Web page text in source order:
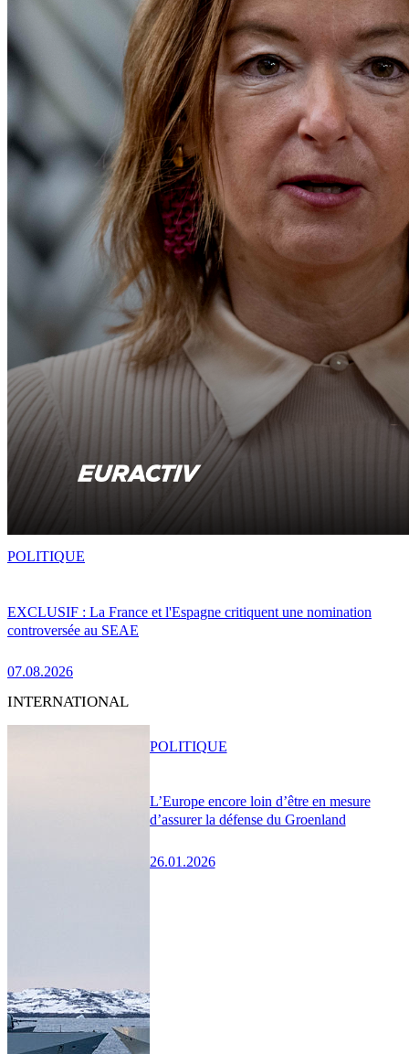
EXCLUSIF : La France et l'Espagne critiquent une nomination
controversée au SEAE
07.08.2026
POLITIQUE
INTERNATIONAL
L’Europe encore loin d’être en mesure
d’assurer la défense du Groenland
26.01.2026
POLITIQUE